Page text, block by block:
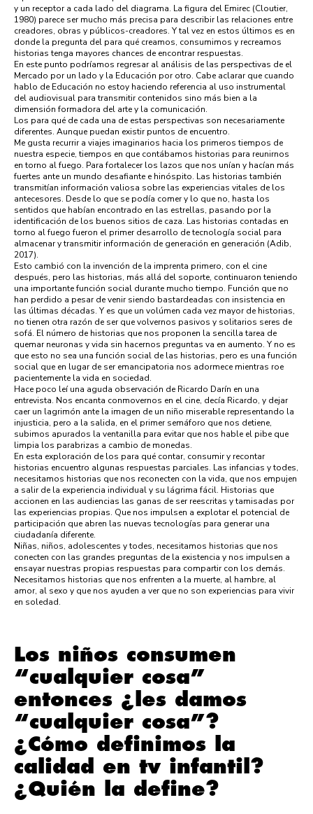
y un receptor a cada lado del diagrama. La figura del Emirec (Cloutier,
1980) parece ser mucho más precisa para describir las relaciones entre
creadores, obras y públicos-creadores. Y tal vez en estos últimos es en
donde la pregunta del para qué creamos, consumimos y recreamos
historias tenga mayores chances de encontrar respuestas.
En este punto podríamos regresar al análisis de las perspectivas de el
Mercado por un lado y la Educación por otro. Cabe aclarar que cuando
hablo de Educación no estoy haciendo referencia al uso instrumental
del audiovisual para transmitir contenidos sino más bien a la
dimensión formadora del arte y la comunicación.
Los para qué de cada una de estas perspectivas son necesariamente
diferentes. Aunque puedan existir puntos de encuentro.
Me gusta recurrir a viajes imaginarios hacia los primeros tiempos de
nuestra especie, tiempos en que contábamos historias para reunirnos
en torno al fuego. Para fortalecer los lazos que nos unían y hacían más
fuertes ante un mundo desafiante e hinóspito. Las historias también
transmitían información valiosa sobre las experiencias vitales de los
antecesores. Desde lo que se podía comer y lo que no, hasta los
sentidos que habían encontrado en las estrellas, pasando por la
identificación de los buenos sitios de caza. Las historias contadas en
torno al fuego fueron el primer desarrollo de tecnología social para
almacenar y transmitir información de generación en generación (Adib,
2017).
Esto cambió con la invención de la imprenta primero, con el cine
después, pero las historias, más allá del soporte, continuaron teniendo
una importante función social durante mucho tiempo. Función que no
han perdido a pesar de venir siendo bastardeadas con insistencia en
las últimas décadas. Y es que un volúmen cada vez mayor de historias,
no tienen otra razón de ser que volvernos pasivos y solitarios seres de
sofá. El número de historias que nos proponen la sencilla tarea de
quemar neuronas y vida sin hacernos preguntas va en aumento. Y no es
que esto no sea una función social de las historias, pero es una función
social que en lugar de ser emancipatoria nos adormece mientras roe
pacientemente la vida en sociedad.
Hace poco leí una aguda observación de Ricardo Darín en una
entrevista. Nos encanta conmovernos en el cine, decía Ricardo, y dejar
caer un lagrimón ante la imagen de un niño miserable representando la
injusticia, pero a la salida, en el primer semáforo que nos detiene,
subimos apurados la ventanilla para evitar que nos hable el pibe que
limpia los parabrizas a cambio de monedas.
En esta exploración de los para qué contar, consumir y recontar
historias encuentro algunas respuestas parciales. Las infancias y todes,
necesitamos historias que nos reconecten con la vida, que nos empujen
a salir de la experiencia individual y su lágrima fácil. Historias que
accionen en las audiencias las ganas de ser reescritas y tamisadas por
las experiencias propias. Que nos impulsen a explotar el potencial de
participación que abren las nuevas tecnologías para generar una
ciudadanía diferente.
Niñas, niños, adolescentes y todes, necesitamos historias que nos
conecten con las grandes preguntas de la existencia y nos impulsen a
ensayar nuestras propias respuestas para compartir con los demás.
Necesitamos historias que nos enfrenten a la muerte, al hambre, al
amor, al sexo y que nos ayuden a ver que no son experiencias para vivir
en soledad.
Los niños consumen
“cualquier cosa”
entonces ¿les damos
“cualquier cosa”?
¿Cómo definimos la
calidad en tv infantil?
¿Quién la define?